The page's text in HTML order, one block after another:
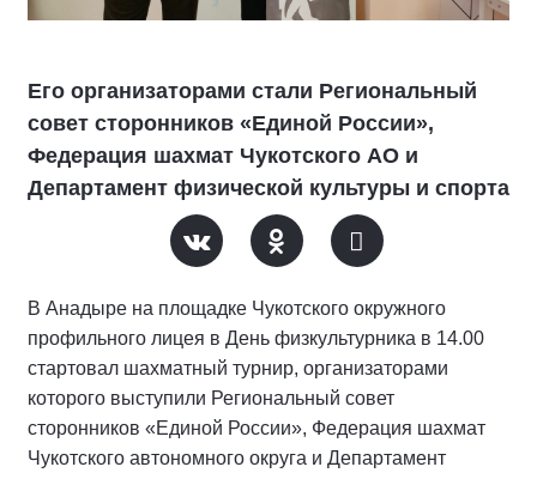
Его организаторами стали Региональный
совет сторонников «Единой России»,
Федерация шахмат Чукотского АО и
Департамент физической культуры и спорта
В Анадыре на площадке Чукотского окружного
профильного лицея в День физкультурника в 14.00
стартовал шахматный турнир, организаторами
которого выступили Региональный совет
сторонников «Единой России», Федерация шахмат
Чукотского автономного округа и Департамент